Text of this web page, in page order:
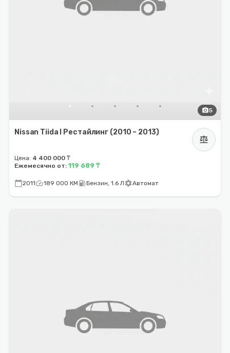
photo_camera5
Nissan Tiida I Рестайлинг (2010 – 2013)
balance
Цена: 4 400 000 ₸
Ежемесячно от: 119 689 ₸
calendar_today2011speed189 000 КМ local_gas_stationБензин, 1.6 ЛsettingsАвтомат